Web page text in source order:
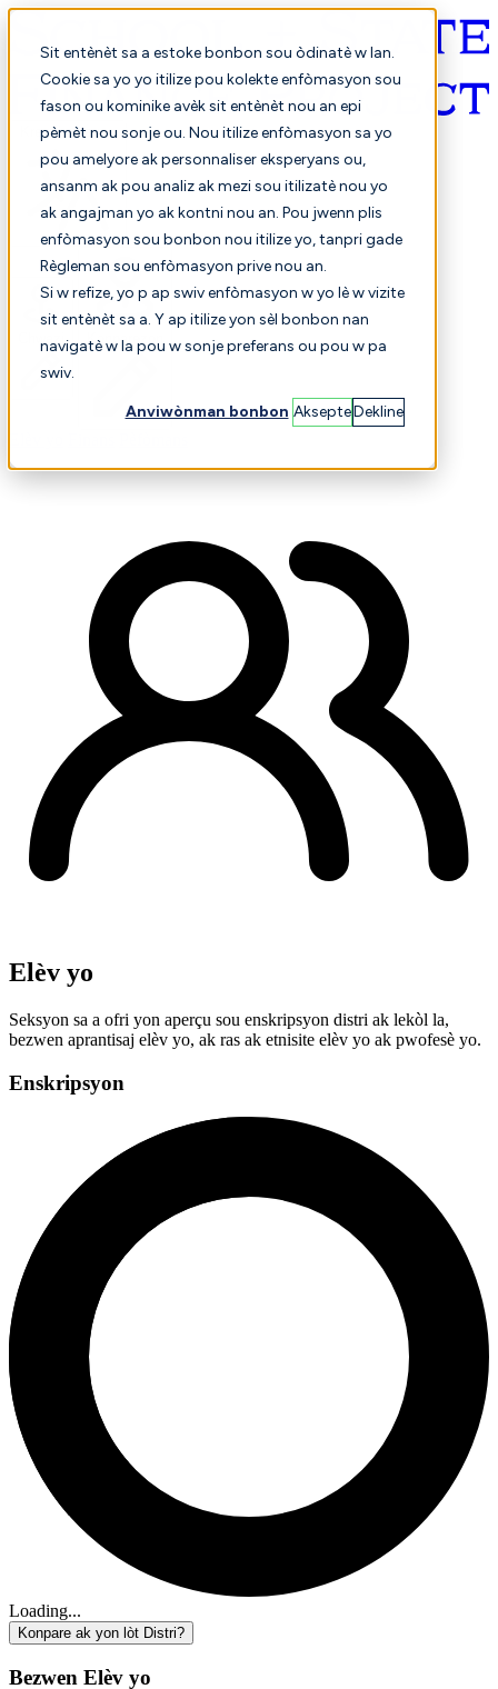
Sit entènèt sa a estoke bonbon sou òdinatè w lan.
Cookie sa yo yo itilize pou kolekte enfòmasyon sou
fason ou kominike avèk sit entènèt nou an epi
pèmèt nou sonje ou. Nou itilize enfòmasyon sa yo
pou amelyore ak personnaliser eksperyans ou,
ansanm ak pou analiz ak mezi sou itilizatè nou yo
ak angajman yo ak kontni nou an. Pou jwenn plis
enfòmasyon sou bonbon nou itilize yo, tanpri gade
Règleman sou enfòmasyon prive nou an.
Si w refize, yo p ap swiv enfòmasyon w yo lè w vizite
sit entènèt sa a. Y ap itilize yon sèl bonbon nan
navigatè w la pou w sonje preferans ou pou w pa
swiv.
Anviwònman bonbon AksepteDekline
Kreyòl ayisyen
Konparezon
Elèv yo
Seksyon sa a ofri yon aperçu sou enskripsyon distri ak lekòl la,
bezwen aprantisaj elèv yo, ak ras ak etnisite elèv yo ak pwofesè yo.
Enskripsyon
Loading...
Konpare ak yon lòt Distri?
Bezwen Elèv yo